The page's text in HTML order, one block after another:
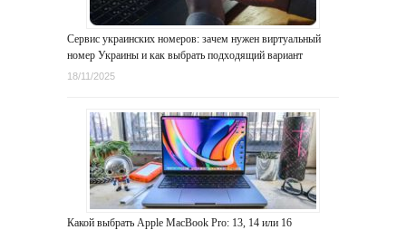
Сервис украинских номеров: зачем нужен виртуальный
номер Украины и как выбрать подходящий вариант
18/11/2025
Какой выбрать Apple MacBook Pro: 13, 14 или 16